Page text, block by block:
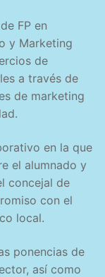
FP en
y Marketing
de
a través de
de marketing
en la que
el alumnado y
concejal de
con el
local.
ponencias de
así como